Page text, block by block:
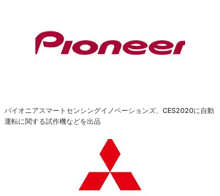
パイオニアスマートセンシングイノベーションズ、CES2020に自動
運転に関する試作機などを出品